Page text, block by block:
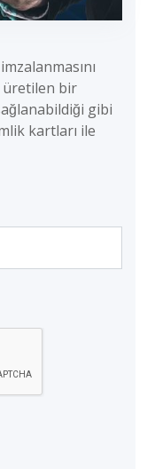
üretilen bir
gibi
kartları ile